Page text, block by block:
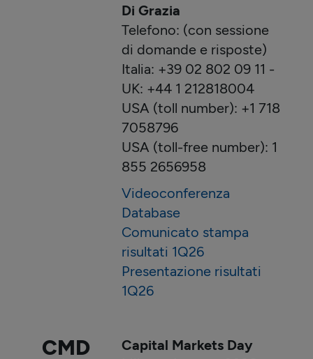
Di Grazia
Telefono: (con sessione
di domande e risposte)
Italia: +39 02 802 09 11 -
UK: +44 1 212818004
USA (toll number): +1 718
7058796
USA (toll-free number): 1
855 2656958
Videoconferenza
Database
Comunicato stampa
risultati 1Q26
Presentazione risultati
1Q26
CMD
Capital Markets Day